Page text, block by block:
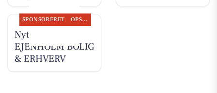
SPONSORERET OPSLAGSTAVLEN
Nyt fra
EJENHOLM BOLIG
& ERHVERV